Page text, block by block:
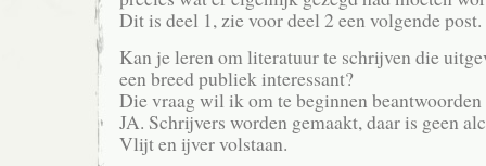
Dit is deel 1, zie voor deel 2 een volgende post.
Kan je leren om literatuur te schrijven die
een breed publiek interessant?
Die vraag wil ik om te beginnen
JA. Schrijvers worden gemaakt, daar is geen
Vlijt en ijver volstaan.